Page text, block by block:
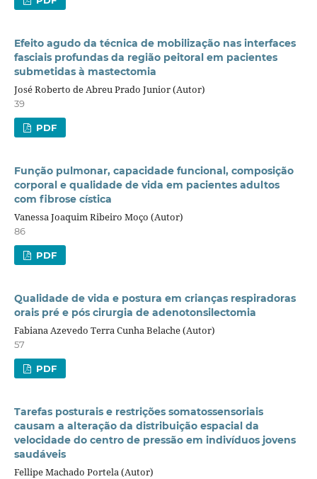
Efeito agudo da técnica de mobilização nas interfaces
fasciais profundas da região peitoral em pacientes
submetidas à mastectomia
José Roberto de Abreu Prado Junior (Autor)
39
PDF
Função pulmonar, capacidade funcional, composição
corporal e qualidade de vida em pacientes adultos
com fibrose cística
Vanessa Joaquim Ribeiro Moço (Autor)
86
PDF
Qualidade de vida e postura em crianças respiradoras
orais pré e pós cirurgia de adenotonsilectomia
Fabiana Azevedo Terra Cunha Belache (Autor)
57
PDF
Tarefas posturais e restrições somatossensoriais
causam a alteração da distribuição espacial da
velocidade do centro de pressão em indivíduos jovens
saudáveis
Fellipe Machado Portela (Autor)